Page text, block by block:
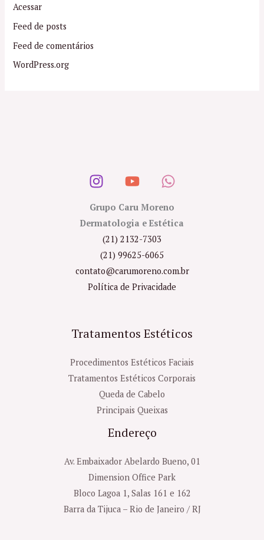
Acessar
Feed de posts
Feed de comentários
WordPress.org
Grupo Caru Moreno
Dermatologia e Estética
(21) 2132-7303
(21) 99625-6065
contato@carumoreno.com.br
Política de Privacidade
Tratamentos Estéticos
Procedimentos Estéticos Faciais
Tratamentos Estéticos Corporais
Queda de Cabelo
Principais Queixas
Endereço
Av. Embaixador Abelardo Bueno, 01
Dimension Office Park
Bloco Lagoa 1, Salas 161 e 162
Barra da Tijuca – Rio de Janeiro / RJ